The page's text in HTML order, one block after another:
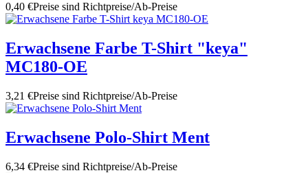
0,40 €Preise sind Richtpreise/Ab-Preise
Erwachsene Farbe T-Shirt "keya"
MC180-OE
3,21 €Preise sind Richtpreise/Ab-Preise
Erwachsene Polo-Shirt Ment
6,34 €Preise sind Richtpreise/Ab-Preise